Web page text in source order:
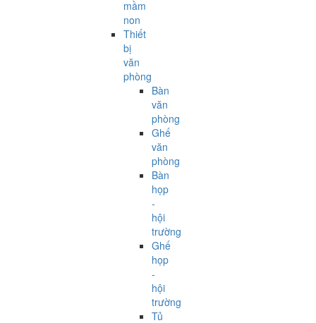
mầm
non
Thiết
bị
văn
phòng
Bàn
văn
phòng
Ghế
văn
phòng
Bàn
họp
-
hội
trường
Ghế
họp
-
hội
trường
Tủ